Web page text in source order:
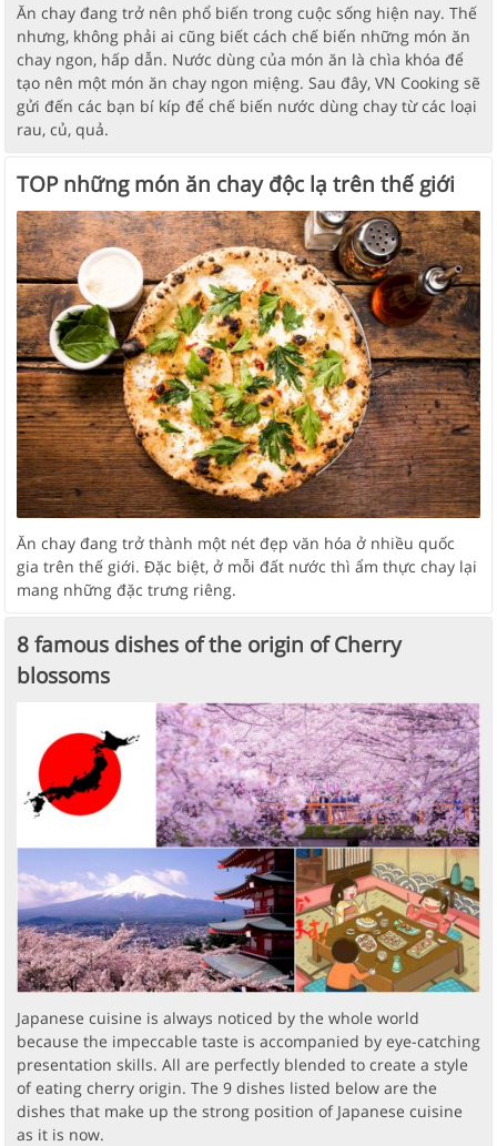
Ăn chay đang trở nên phổ biến trong cuộc sống hiện nay. Thế
nhưng, không phải ai cũng biết cách chế biến những món ăn
chay ngon, hấp dẫn. Nước dùng của món ăn là chìa khóa để
tạo nên một món ăn chay ngon miệng. Sau đây, VN Cooking sẽ
gửi đến các bạn bí kíp để chế biến nước dùng chay từ các loại
rau, củ, quả.
TOP những món ăn chay độc lạ trên thế giới
Ăn chay đang trở thành một nét đẹp văn hóa ở nhiều quốc
gia trên thế giới. Đặc biệt, ở mỗi đất nước thì ẩm thực chay lại
mang những đặc trưng riêng.
8 famous dishes of the origin of Cherry
blossoms
Japanese cuisine is always noticed by the whole world
because the impeccable taste is accompanied by eye-catching
presentation skills. All are perfectly blended to create a style
of eating cherry origin. The 9 dishes listed below are the
dishes that make up the strong position of Japanese cuisine
as it is now.